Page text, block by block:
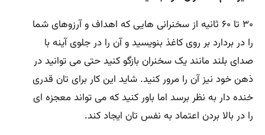
۳۰ تا ۶۰ ثانیه از سخنرانی هایی که اهداف و آرزوهای شما
را در بردارد بر روی کاغذ بنویسید و آن را در جلوی آینه با
صدای بلند مانند یک سخنران بازگو کنید حتی می توانید در
ذهن خود نیز آن را مرور کنید. شاید این کار برای تان قدری
خنده دار به نظر برسد اما باور کنید که می تواند معجزه ای
را در بالا بردن اعتماد به نفس تان ایجاد کند.